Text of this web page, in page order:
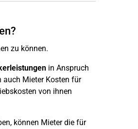
zu können.
in Anspruch
auch Mieter Kosten für
von ihnen
können Mieter die für